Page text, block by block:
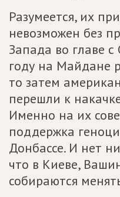
Разумеется, их
невозможен без
Запада во главе
году на Майдане
то затем
перешли к
Именно на их
поддержка
Донбассе. И нет
что в Киеве,
собираются